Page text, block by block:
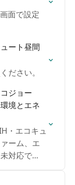
面で設定
ート昼間
ださい。
ジョー
境とエネ
・エコキュ
ーム、エ
対応で